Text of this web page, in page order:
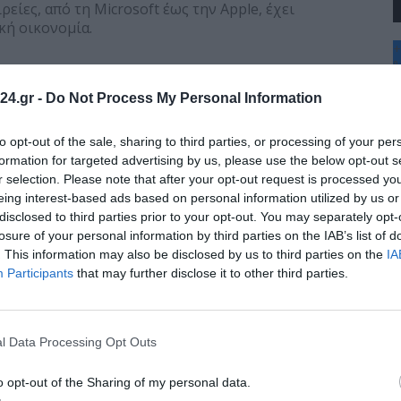
- Do Not Process My Personal Information
opt-out of the sale, sharing to third parties, or processing of your
for targeted advertising by us, please use the below opt-out
selection. Please note that after your opt-out request is processed
interest-based ads based on personal information utilized by us
to third parties prior to your opt-out. You may separately
of your personal information by third parties on the IAB’s list of
This information may also be disclosed by us to third parties on the
Participants that may further disclose it to other third parties.
Data Processing Opt Outs
opt-out of the Sharing of my personal data.
από τη Microsoft έως την Apple, έχει
οικονομία.
καταναλωτική αγορά: μέσα στην εβδομάδα
στους πελάτες του λιανοπωλητή να κάνουν
το chatbot σε ένα είδος ψηφιακού
ηλεκτρονικού εμπορίου.
μέχρι επαγγελματικές εφαρμογές και
διεπαφή του σύγχρονου ανθρώπου. Η ταχύτητα με
είναι απλώς ένδειξη τεχνολογικής εξέλιξης,
την τεχνητή νοημοσύνη, αλλά πόσα πράγματα
+
°